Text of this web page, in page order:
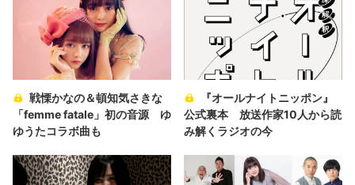
戦慄かなの＆頓知気さきな
「femme fatale」初の音源 ゆ
ゆうたコラボ曲も
『オールナイトニッポン』
公式裏本 放送作家10人から読
み解くラジオの今